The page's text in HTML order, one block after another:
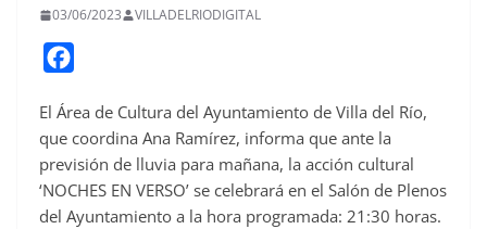
03/06/2023 VILLADELRIODIGITAL
c
e
b
o
El Área de Cultura del Ayuntamiento de Villa del Río,
que coordina Ana Ramírez, informa que ante la
previsión de lluvia para mañana, la acción cultural
‘NOCHES EN VERSO’ se celebrará en el Salón de Plenos
del Ayuntamiento a la hora programada: 21:30 horas.